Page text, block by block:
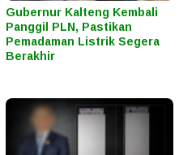
Gubernur Kalteng Kembali
Panggil PLN, Pastikan
Pemadaman Listrik Segera
Berakhir